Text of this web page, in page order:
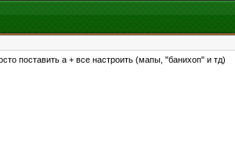
поставить а + все настроить (мапы, "банихоп" и тд)